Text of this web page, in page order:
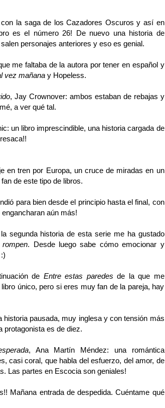
la saga de los Cazadores Oscuros y así en
es el número 26! De nuevo una historia de
personajes anteriores y eso es genial.
me faltaba de la autora por tener en español y
vez mañanay Hopeless.
, Jay Crownover: ambos estaban de rebajas y
a ver qué tal.
un libro imprescindible, una historia cargada de
en tren por Europa, un cruce de miradas en un
de este tipo de libros.
para bien desde el principio hasta el final, con
aún más!
segunda historia de esta serie me ha gustado
. Desde luego sabe cómo emocionar y
de Entre estas paredes de la que me
único, pero si eres muy fan de la pareja, hay
historia pausada, muy inglesa y con tensión más
protagonista es de diez.
, Ana Martín Méndez: una romántica
casi coral, que habla del esfuerzo, del amor, de
Las partes en Escocia son geniales!
Mañana entrada de despedida. Cuéntame qué